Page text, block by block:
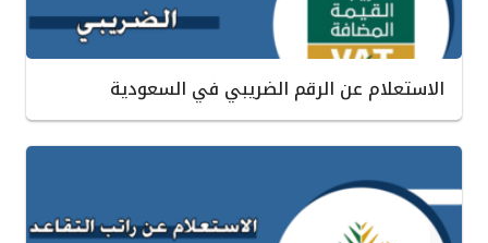
الاستعلام عن الرقم الضريبي في السعودية